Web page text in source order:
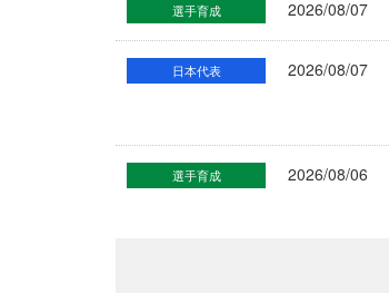
選手育成 2026/08/07
日本代表 2026/08/07
選手育成 2026/08/06